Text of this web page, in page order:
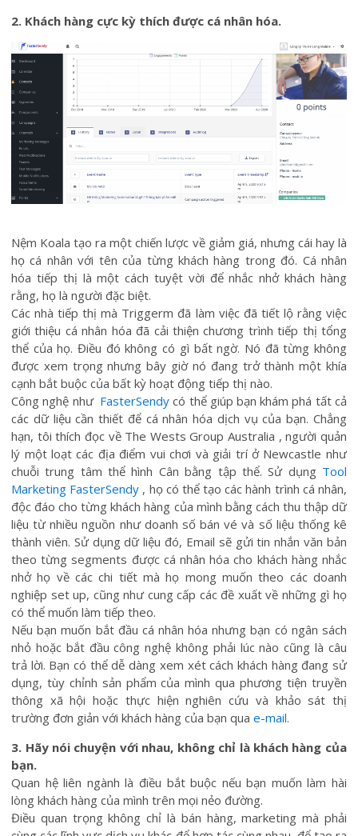
2. Khách hàng cực kỳ thích được cá nhân hóa.
Nệm Koala tạo ra một chiến lược về giảm giá, nhưng cái hay là
họ cá nhân với tên của từng khách hàng trong đó. Cá nhân
hóa tiếp thị là một cách tuyệt vời để nhắc nhở khách hàng
rằng, họ là người đặc biệt.
Các nhà tiếp thị mà Triggerm đã làm việc đã tiết lộ rằng việc
giới thiệu cá nhân hóa đã cải thiện chương trình tiếp thị tổng
thể của họ. Điều đó không có gì bất ngờ. Nó đã từng không
được xem trọng nhưng bây giờ nó đang trở thành một khía
cạnh bắt buộc của bất kỳ hoạt động tiếp thị nào.
Công nghệ như FasterSendy có thể giúp bạn khám phá tất cả
các dữ liệu cần thiết để cá nhân hóa dịch vụ của bạn. Chẳng
hạn, tôi thích đọc về The Wests Group Australia , người quản
lý một loạt các địa điểm vui chơi và giải trí ở Newcastle như
chuỗi trung tâm thể hình Cân bằng tập thể. Sử dụng Tool
Marketing FasterSendy , họ có thể tạo các hành trình cá nhân,
độc đáo cho từng khách hàng của mình bằng cách thu thập dữ
liệu từ nhiều nguồn như doanh số bán vé và số liệu thống kê
thành viên. Sử dụng dữ liệu đó, Email sẽ gửi tin nhắn văn bản
theo từng segments được cá nhân hóa cho khách hàng nhắc
nhở họ về các chi tiết mà họ mong muốn theo các doanh
nghiệp set up, cũng như cung cấp các đề xuất về những gì họ
có thể muốn làm tiếp theo.
Nếu bạn muốn bắt đầu cá nhân hóa nhưng bạn có ngân sách
nhỏ hoặc bắt đầu công nghệ không phải lúc nào cũng là câu
trả lời. Bạn có thể dễ dàng xem xét cách khách hàng đang sử
dụng, tùy chỉnh sản phẩm của mình qua phương tiện truyền
thông xã hội hoặc thực hiện nghiên cứu và khảo sát thị
trường đơn giản với khách hàng của bạn quae-mail.
3. Hãy nói chuyện với nhau, không chỉ là khách hàng của
bạn.
Quan hệ liên ngành là điều bắt buộc nếu bạn muốn làm hài
lòng khách hàng của mình trên mọi nẻo đường.
Điều quan trọng không chỉ là bán hàng, marketing mà phải